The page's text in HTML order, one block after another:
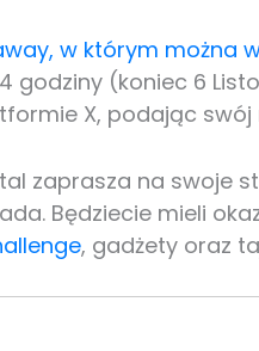
w którym można
godziny (koniec 6
X, podając swój
zaprasza na swoje
Będziecie mieli
, gadżety oraz